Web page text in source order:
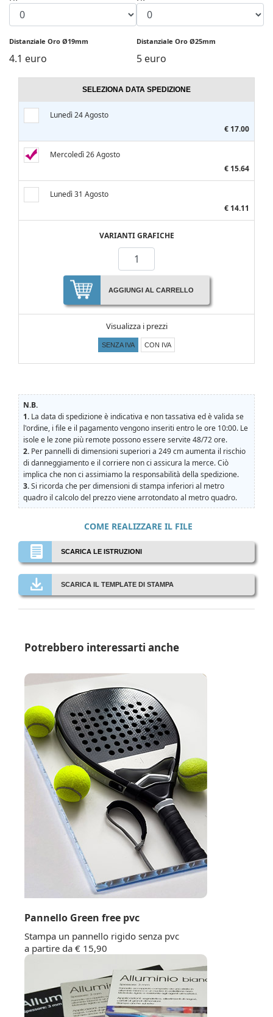
Distanziale Oro Ø19mm
4.1 euro
Distanziale Oro Ø25mm
5 euro
SELEZIONA DATA SPEDIZIONE
Lunedì 24 Agosto
€ 17.00
Mercoledì 26 Agosto
€ 15.64
Lunedì 31 Agosto
€ 14.11
VARIANTI GRAFICHE
AGGIUNGI AL CARRELLO
Visualizza i prezzi
SENZA IVA CON IVA
N.B.
1. La data di spedizione è indicativa e non tassativa ed è valida se
l'ordine, i file e il pagamento vengono inseriti entro le ore 10:00. Le
isole e le zone più remote possono essere servite 48/72 ore.
2. Per pannelli di dimensioni superiori a 249 cm aumenta il rischio
di danneggiamento e il corriere non ci assicura la merce. Ciò
implica che non ci assimiamo la responsabilità della spedizione.
3.Si ricorda che per dimensioni di stampa inferiori al metro
quadro il calcolo del prezzo viene arrotondato al metro quadro.
COME REALIZZARE IL FILE
SCARICA LE ISTRUZIONI
SCARICA IL TEMPLATE DI STAMPA
Potrebbero interessarti anche
Pannello Green free pvc
Stampa un pannello rigido senza pvc
a partire da € 15,90